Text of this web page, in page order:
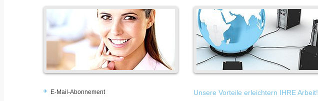
E-Mail-Abonnement
Unsere Vorteile erleichtern IHRE Arbeit!